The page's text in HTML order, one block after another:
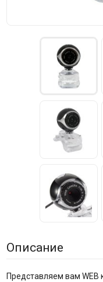
Описание
Представляем вам